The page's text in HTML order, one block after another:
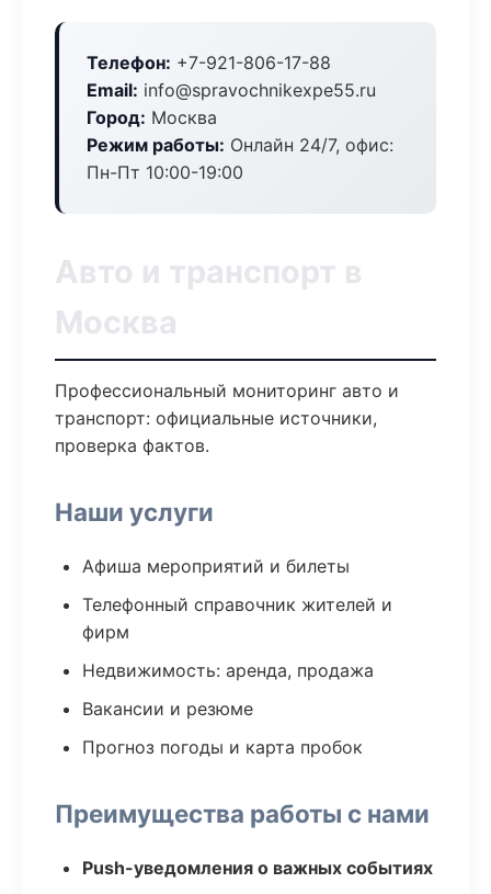
Телефон: +7-921-806-17-88
Email: info@spravochnikexpe55.ru
Город: Москва
Режим работы: Онлайн 24/7, офис:
Пн-Пт 10:00-19:00
Авто и транспорт в
Москва
Профессиональный мониторинг авто и
транспорт: официальные источники,
проверка фактов.
Наши услуги
Афиша мероприятий и билеты
Телефонный справочник жителей и
фирм
Недвижимость: аренда, продажа
Вакансии и резюме
Прогноз погоды и карта пробок
Преимущества работы с нами
Push-уведомления о важных событиях